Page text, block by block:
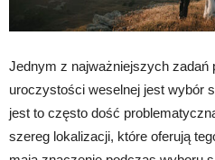
Jednym z najważniejszych zadań
uroczystości weselnej jest wybór
jest to często dość
szereg lokalizacji, które oferują